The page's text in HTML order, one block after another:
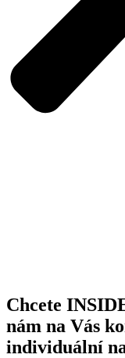
Chcete
nám na Vás
individuální